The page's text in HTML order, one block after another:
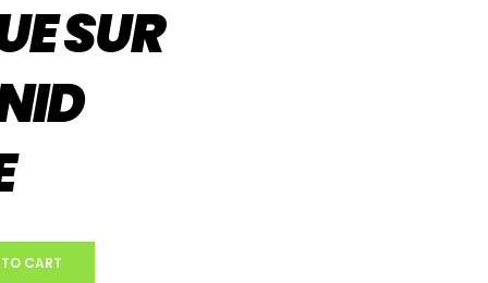
SUR
CART